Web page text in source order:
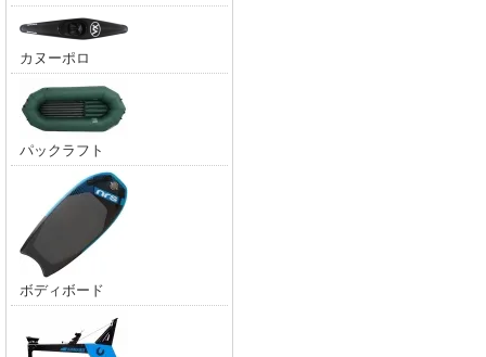
カヌーポロ
パックラフト
ボディボード